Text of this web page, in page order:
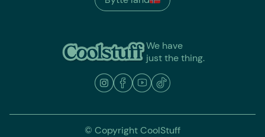
We have
just the thing.
© Copyright CoolStuff